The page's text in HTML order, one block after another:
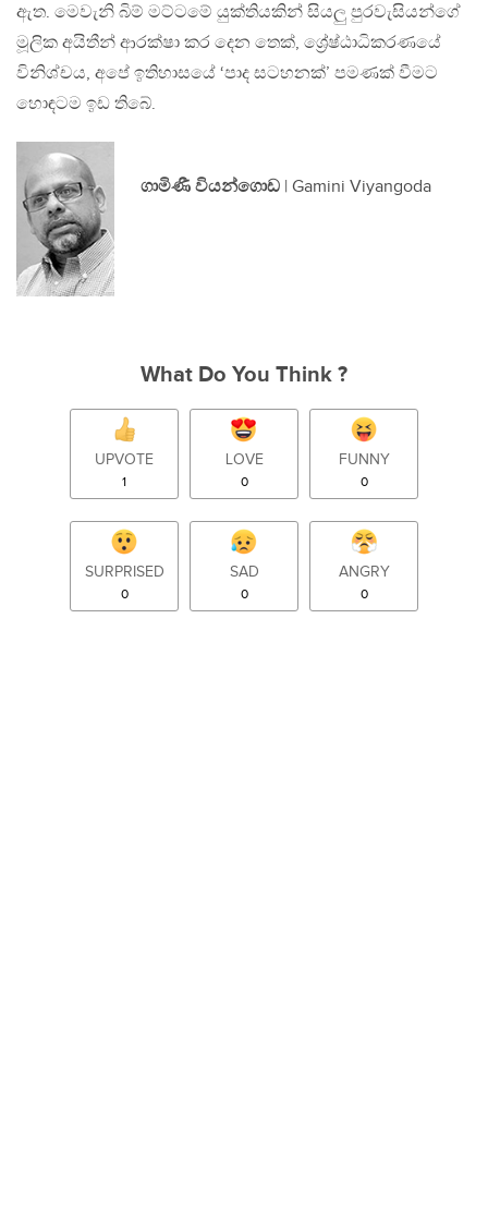
ඇත. මෙවැනි බිම් මට්ටමේ යුක්තියකින් සියලු පුරවැසියන්ගේ
මූලික අයිතීන් ආරක්ෂා කර දෙන තෙක්, ශ්‍රේෂ්ඨාධිකරණයේ
විනිශ්චය, අපේ ඉතිහාසයේ ‘පාද සටහනක්’ පමණක් වීමට
හොඳටම ඉඩ තිබේ.
ගාමිණී වියන්ගොඩ | Gamini Viyangoda
What Do You Think ?
UPVOTE
1
LOVE
0
FUNNY
0
SURPRISED
0
SAD
0
ANGRY
0